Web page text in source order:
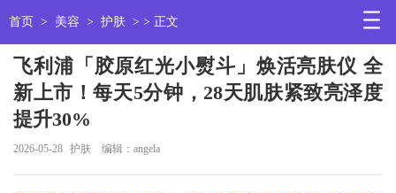
首页 > 美容 > 护肤 > > 正文
飞利浦「胶原红光小熨斗」焕活亮肤仪 全
新上市！每天5分钟，28天肌肤紧致亮泽度
提升30%
2026-05-28 护肤 编辑：angela